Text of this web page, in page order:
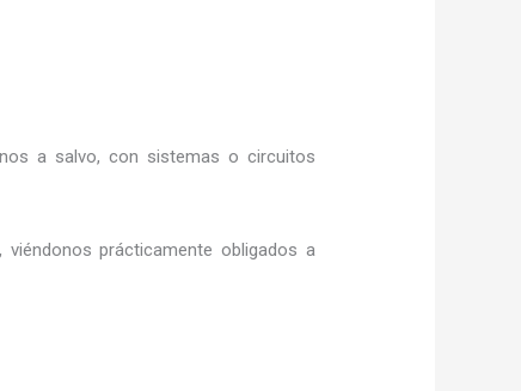
a salvo, con sistemas o circuitos
prácticamente obligados a